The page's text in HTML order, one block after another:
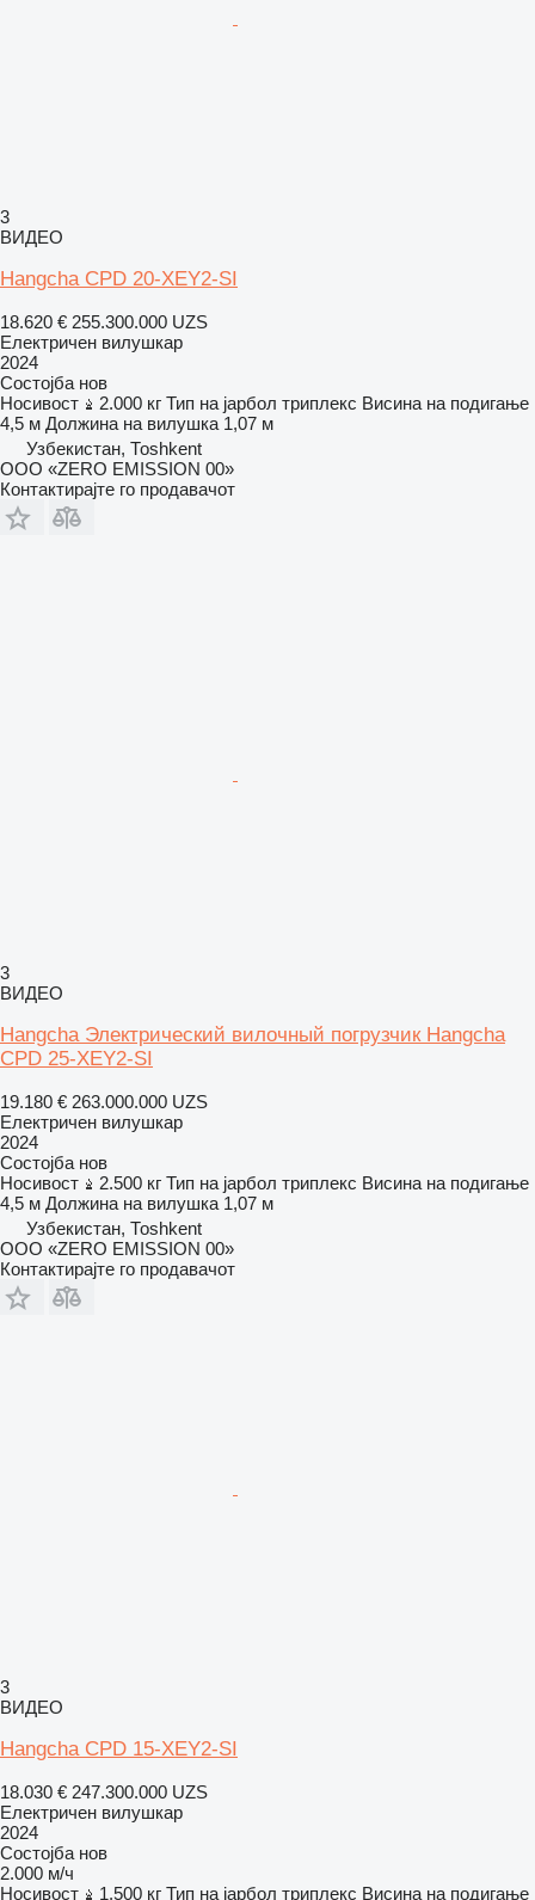
3
ВИДЕО
Hangcha CPD 20-XEY2-SI
18.620 € 255.300.000 UZS
Електричен вилушкар
2024
Состојба нов
Носивост
2.000 кг Тип на јарбол триплекс Висина на подигање
4,5 м Должина на вилушка 1,07 м
Узбекистан, Тоshkent
ООО «ZERO EMISSION 00»
Контактирајте го продавачот
3
ВИДЕО
Hangcha Электрический вилочный погрузчик Hangcha
CPD 25-XEY2-SI
19.180 € 263.000.000 UZS
Електричен вилушкар
2024
Состојба нов
Носивост
2.500 кг Тип на јарбол триплекс Висина на подигање
4,5 м Должина на вилушка 1,07 м
Узбекистан, Тоshkent
ООО «ZERO EMISSION 00»
Контактирајте го продавачот
3
ВИДЕО
Hangcha CPD 15-XEY2-SI
18.030 € 247.300.000 UZS
Електричен вилушкар
2024
Состојба нов
2.000 м/ч
Носивост
1.500 кг Тип на јарбол триплекс Висина на подигање